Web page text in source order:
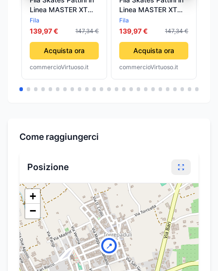
Linea MASTER XT
BLACK/GOLD
Fila
139,97 € 147,34 €
Acquista ora
commercioVirtuoso.it
Linea MASTER XT
LADY
BLACK/SALMON
Fila
139,97 € 147,34 €
Acquista ora
commercioVirtuoso.it
Come raggiungerci
Posizione
📍
+
−